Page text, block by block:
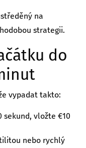
na
strategii.
do
vypadat takto:
sekund, vložte €10
nebo rychlý